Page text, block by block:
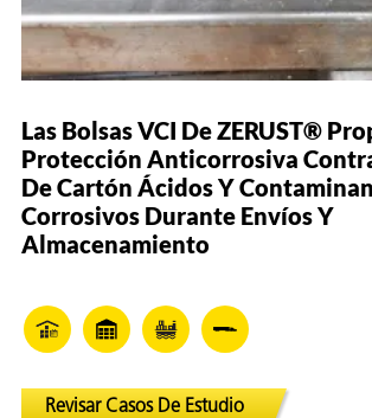
Las Bolsas VCI De ZERUST®
Protección Anticorrosiva
De Cartón Ácidos Y
Corrosivos Durante Envíos Y
Almacenamiento
Revisar Casos De Estudio